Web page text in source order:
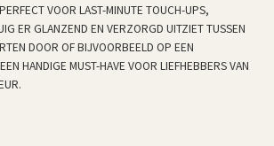
VOOR LAST-MINUTE TOUCH-UPS,
ER GLANZEND EN VERZORGD UITZIET TUSSEN
DOOR OF BIJVOORBEELD OP EEN
HANDIGE MUST-HAVE VOOR LIEFHEBBERS VAN